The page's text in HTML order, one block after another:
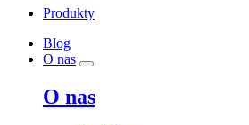
Produkty
Blog
O nas
O nas